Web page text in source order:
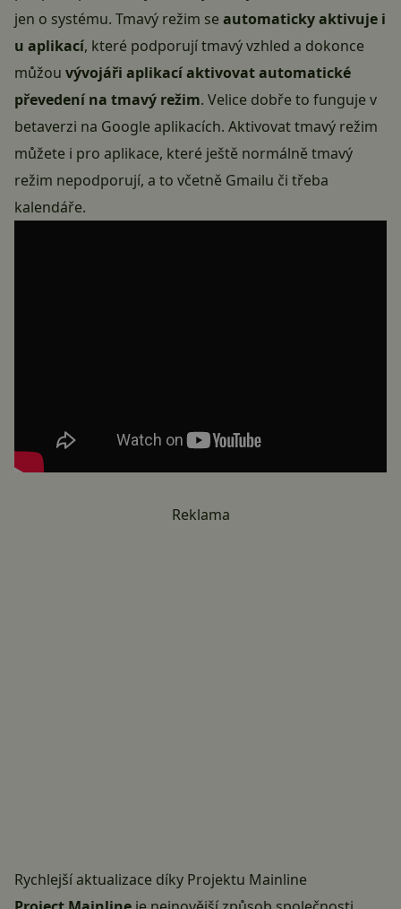
jen o systému. Tmavý režim seautomaticky aktivuje i
u aplikací, které podporují tmavý vzhled a dokonce
můžou vývojáři aplikací aktivovat automatické
převedení na tmavý režim. Velice dobře to funguje v
betaverzi na Google aplikacích. Aktivovat tmavý režim
můžete i pro aplikace, které ještě normálně tmavý
režim nepodporují, a to včetně Gmailu či třeba
kalendáře.
Reklama
Rychlejší aktualizace díky Projektu Mainline